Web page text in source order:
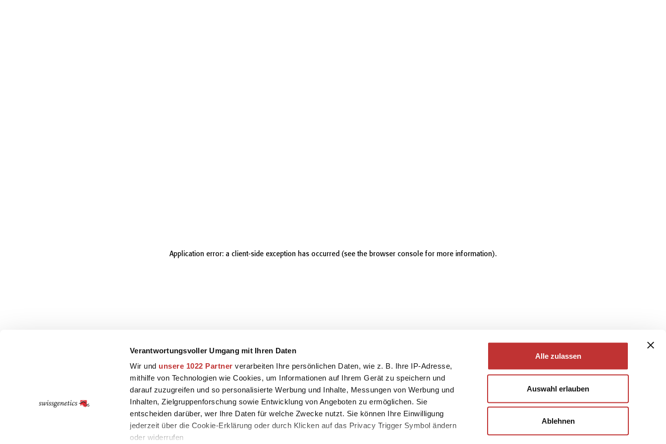
Verantwortungsvoller Umgang mit Ihren Daten
Wir und unsere 1022 Partner verarbeiten Ihre persönlichen Daten, wie z. B. Ihre IP-Adresse,
mithilfe von Technologien wie Cookies, um Informationen auf Ihrem Gerät zu speichern und
darauf zuzugreifen und so personalisierte Werbung und Inhalte, Messungen von Werbung und
Inhalten, Zielgruppenforschung sowie Entwicklung von Angeboten zu ermöglichen. Sie
entscheiden darüber, wer Ihre Daten für welche Zwecke nutzt. Sie können Ihre Einwilligung
jederzeit über die Cookie-Erklärung oder durch Klicken auf das Privacy Trigger Symbol ändern
oder widerrufen
Alle zulassen
Auswahl erlauben
Ablehnen
Application error: a client-side exception has occurred (see the browser console for more information).